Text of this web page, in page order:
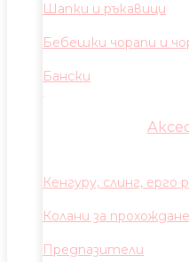
Шапки и ръкавици
Бебешки чорапи и
Бански
Кенгуру, слинг, ерго
Колани за прохождане
Предпазители